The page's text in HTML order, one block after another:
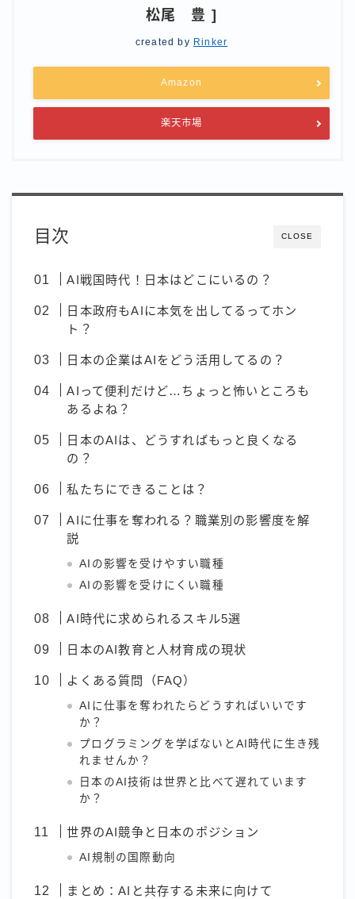
松尾 豊 ]
created by Rinker
Amazon
楽天市場
CLOSE
目次
AI戦国時代！日本はどこにいるの？
日本政府もAIに本気を出してるってホン
ト？
日本の企業はAIをどう活用してるの？
AIって便利だけど…ちょっと怖いところも
あるよね？
日本のAIは、どうすればもっと良くなる
の？
私たちにできることは？
AIに仕事を奪われる？職業別の影響度を解
説
AIの影響を受けやすい職種
AIの影響を受けにくい職種
AI時代に求められるスキル5選
日本のAI教育と人材育成の現状
よくある質問（FAQ）
AIに仕事を奪われたらどうすればいいです
か？
プログラミングを学ばないとAI時代に生き残
れませんか？
日本のAI技術は世界と比べて遅れています
か？
世界のAI競争と日本のポジション
AI規制の国際動向
まとめ：AIと共存する未来に向けて